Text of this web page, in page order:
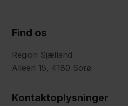
Møller
Ghita
Find os
Region Sjælland
Alleen 15, 4180 Sorø
Kontaktoplysninger